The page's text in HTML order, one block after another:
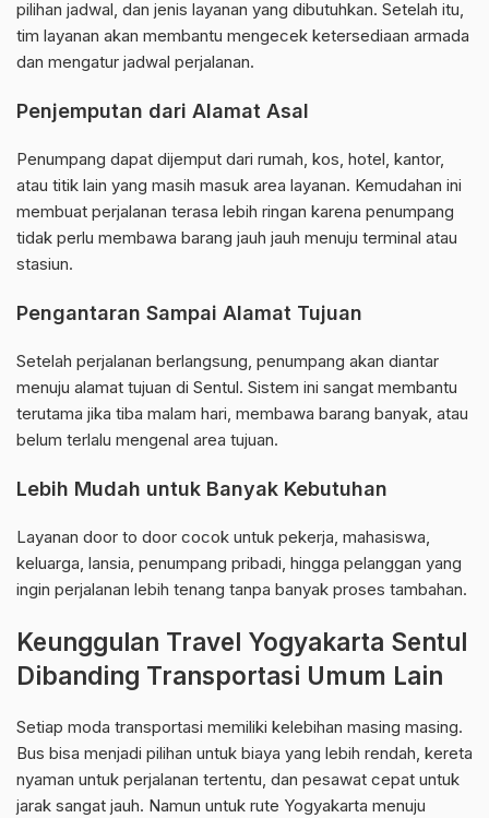
pilihan jadwal, dan jenis layanan yang dibutuhkan. Setelah itu,
tim layanan akan membantu mengecek ketersediaan armada
dan mengatur jadwal perjalanan.
Penjemputan dari Alamat Asal
Penumpang dapat dijemput dari rumah, kos, hotel, kantor,
atau titik lain yang masih masuk area layanan. Kemudahan ini
membuat perjalanan terasa lebih ringan karena penumpang
tidak perlu membawa barang jauh jauh menuju terminal atau
stasiun.
Pengantaran Sampai Alamat Tujuan
Setelah perjalanan berlangsung, penumpang akan diantar
menuju alamat tujuan di Sentul. Sistem ini sangat membantu
terutama jika tiba malam hari, membawa barang banyak, atau
belum terlalu mengenal area tujuan.
Lebih Mudah untuk Banyak Kebutuhan
Layanan door to door cocok untuk pekerja, mahasiswa,
keluarga, lansia, penumpang pribadi, hingga pelanggan yang
ingin perjalanan lebih tenang tanpa banyak proses tambahan.
Keunggulan Travel Yogyakarta Sentul
Dibanding Transportasi Umum Lain
Setiap moda transportasi memiliki kelebihan masing masing.
Bus bisa menjadi pilihan untuk biaya yang lebih rendah, kereta
nyaman untuk perjalanan tertentu, dan pesawat cepat untuk
jarak sangat jauh. Namun untuk rute Yogyakarta menuju